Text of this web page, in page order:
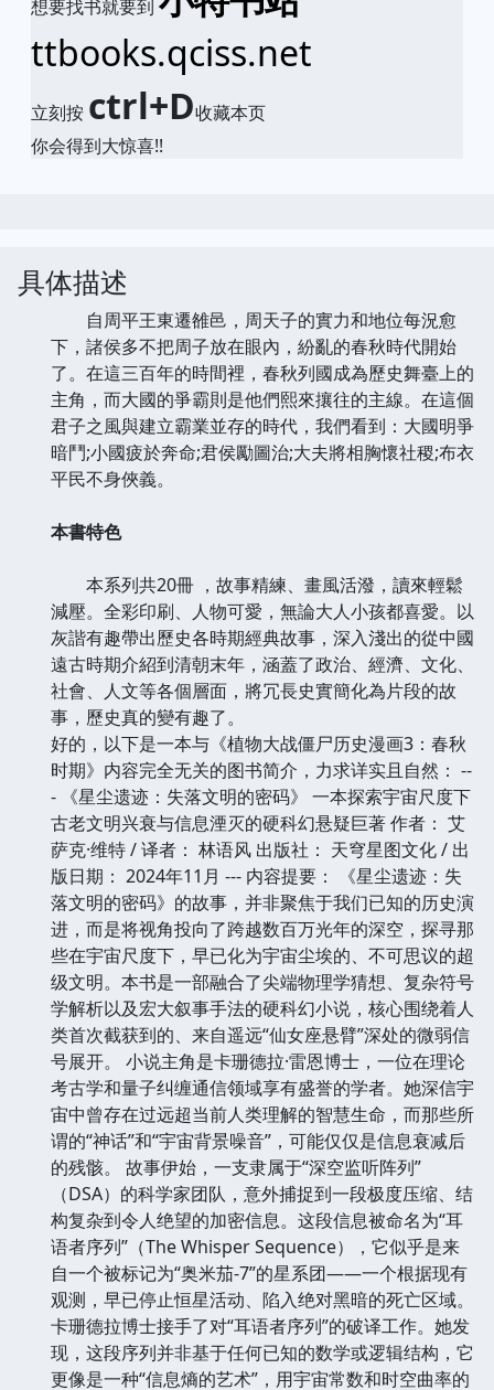
想要找书就要到
ttbooks.qciss.net
立刻按 ctrl+D收藏本页
你会得到大惊喜!!
具体描述
自周平王東遷雒邑，周天子的實力和地位每況愈
下，諸侯多不把周子放在眼內，紛亂的春秋時代開始
了。在這三百年的時間裡，春秋列國成為歷史舞臺上的
主角，而大國的爭霸則是他們熙來攘往的主線。在這個
君子之風與建立霸業並存的時代，我們看到：大國明爭
暗鬥;小國疲於奔命;君侯勵圖治;大夫將相胸懷社稷;布衣
平民不身俠義。
本書特色
本系列共20冊 ，故事精練、畫風活潑，讀來輕鬆
減壓。全彩印刷、人物可愛，無論大人小孩都喜愛。以
灰諧有趣帶出歷史各時期經典故事，深入淺出的從中國
遠古時期介紹到清朝末年，涵蓋了政治、經濟、文化、
社會、人文等各個層面，將冗長史實簡化為片段的故
事，歷史真的變有趣了。
好的，以下是一本与《植物大战僵尸历史漫画3：春秋
时期》内容完全无关的图书简介，力求详实且自然： --
- 《星尘遗迹：失落文明的密码》 一本探索宇宙尺度下
古老文明兴衰与信息湮灭的硬科幻悬疑巨著 作者： 艾
萨克·维特 / 译者： 林语风 出版社： 天穹星图文化 / 出
版日期： 2024年11月 --- 内容提要： 《星尘遗迹：失
落文明的密码》的故事，并非聚焦于我们已知的历史演
进，而是将视角投向了跨越数百万光年的深空，探寻那
些在宇宙尺度下，早已化为宇宙尘埃的、不可思议的超
级文明。本书是一部融合了尖端物理学猜想、复杂符号
学解析以及宏大叙事手法的硬科幻小说，核心围绕着人
类首次截获到的、来自遥远“仙女座悬臂”深处的微弱信
号展开。 小说主角是卡珊德拉·雷恩博士，一位在理论
考古学和量子纠缠通信领域享有盛誉的学者。她深信宇
宙中曾存在过远超当前人类理解的智慧生命，而那些所
谓的“神话”和“宇宙背景噪音”，可能仅仅是信息衰减后
的残骸。 故事伊始，一支隶属于“深空监听阵列”
（DSA）的科学家团队，意外捕捉到一段极度压缩、结
构复杂到令人绝望的加密信息。这段信息被命名为“耳
语者序列”（The Whisper Sequence），它似乎是来
自一个被标记为“奥米茄-7”的星系团——一个根据现有
观测，早已停止恒星活动、陷入绝对黑暗的死亡区域。
卡珊德拉博士接手了对“耳语者序列”的破译工作。她发
现，这段序列并非基于任何已知的数学或逻辑结构，它
更像是一种“信息熵的艺术”，用宇宙常数和时空曲率的